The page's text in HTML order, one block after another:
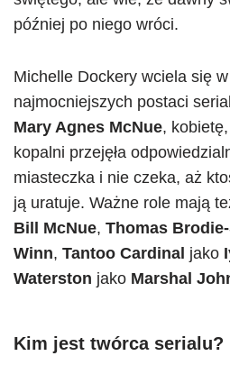
później po niego wróci.
Michelle Dockery wciela się
najmocniejszych postaci
Mary Agnes McNue,
kopalni przejęła
miasteczka i nie czeka, aż
ją uratuje. Ważne role mają
Bill McNue, Thomas
Winn, Tantoo Cardinal jako
Waterston jako Marshal
Kim jest twórca serialu?